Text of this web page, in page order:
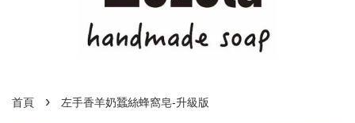
首頁 › 左手香羊奶蠶絲蜂窩皂-升級版